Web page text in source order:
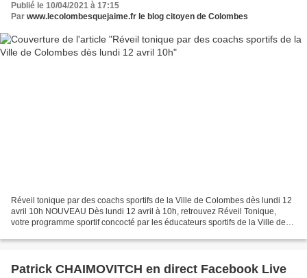
Publié le 10/04/2021 à 17:15
Par www.lecolombesquejaime.fr le blog citoyen de Colombes
Réveil tonique par des coachs sportifs de la Ville de Colombes dès lundi 12
avril 10h NOUVEAU Dès lundi 12 avril à 10h, retrouvez Réveil Tonique,
votre programme sportif concocté par les éducateurs sportifs de la Ville de
Patrick CHAIMOVITCH en direct Facebook Live